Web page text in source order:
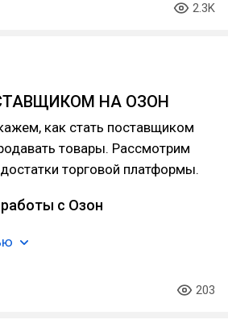
2.3K
НА ОЗОН
как стать поставщиком
товары. Рассмотрим
торговой платформы.
с Озон
203